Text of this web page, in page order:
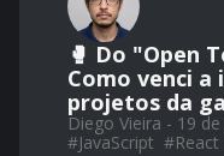
🥊 Do "Open
Como venci
projetos da
Diego Vieira - 19 de
#JavaScript #React